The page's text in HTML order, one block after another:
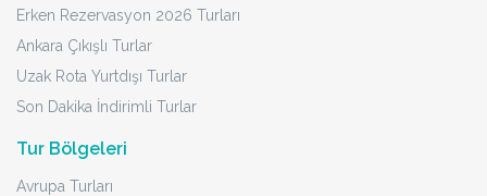
Erken Rezervasyon 2026 Turları
Ankara Çıkışlı Turlar
Uzak Rota Yurtdışı Turlar
Son Dakika İndirimli Turlar
Tur Bölgeleri
Avrupa Turları